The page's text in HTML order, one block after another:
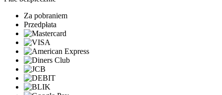
Za pobraniem
Przedpłata